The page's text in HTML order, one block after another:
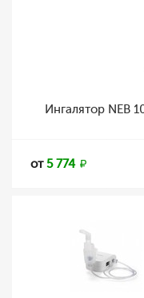
Ингалятор NEB
от5 774